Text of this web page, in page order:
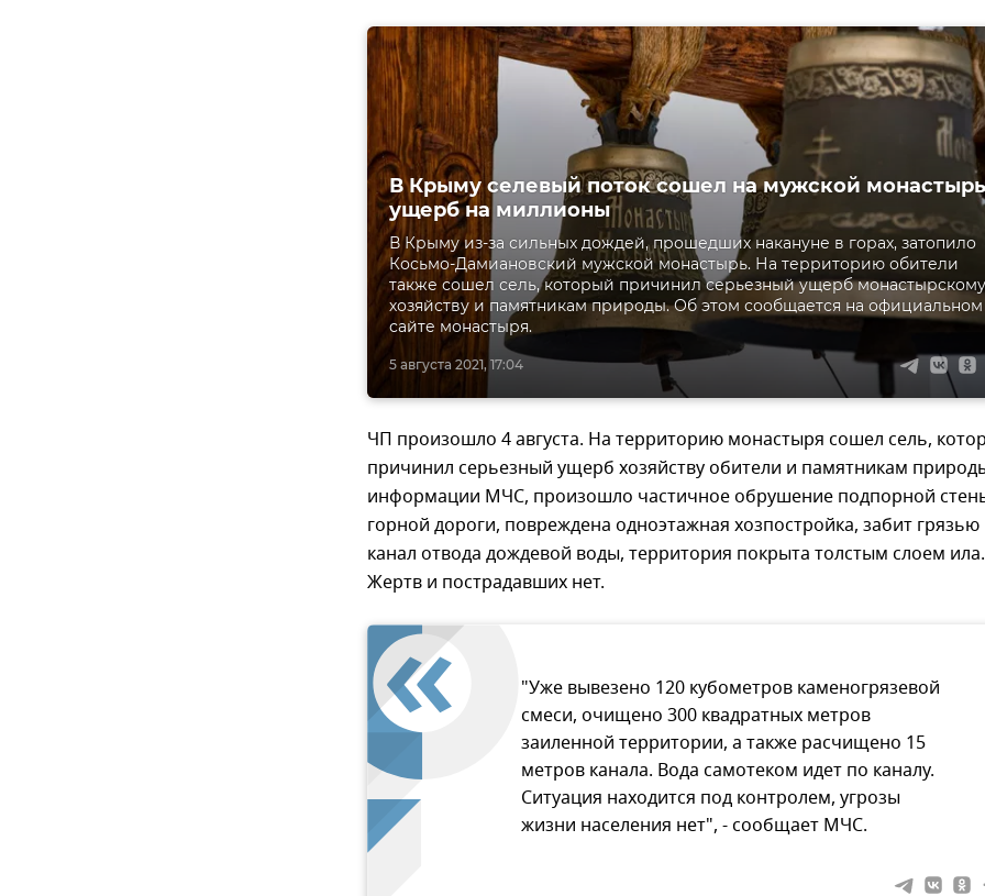
5 августа 2021, 17:04
В Крыму селевый поток сошел на мужской
ущерб на миллионы
В Крыму из-за сильных дождей, прошедших накануне в горах, затопило
Косьмо-Дамиановский мужской монастырь. На территорию обители
также сошел сель, который причинил серьезный ущерб монастырскому
хозяйству и памятникам природы. Об этом сообщается на официальном
сайте монастыря.
ЧП произошло 4 августа. На территорию монастыря сошел сель,
причинил серьезный ущерб хозяйству обители и памятникам
информации МЧС, произошло частичное обрушение подпорной
горной дороги, повреждена одноэтажная хозпостройка, забит грязью
канал отвода дождевой воды, территория покрыта толстым слоем ила.
Жертв и пострадавших нет.
"Уже вывезено 120 кубометров каменогрязевой
смеси, очищено 300 квадратных метров
заиленной территории, а также расчищено 15
метров канала. Вода самотеком идет по каналу.
Ситуация находится под контролем, угрозы
жизни населения нет", - сообщает МЧС.